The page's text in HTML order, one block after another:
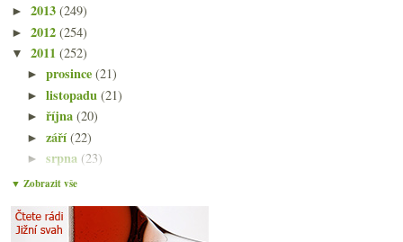
► 2013 (249)
► 2012 (254)
▼ 2011 (252)
►prosince(21)
►listopadu(21)
►října(20)
►září(22)
►srpna (23)
►července
►května
▼ Zobrazit vše